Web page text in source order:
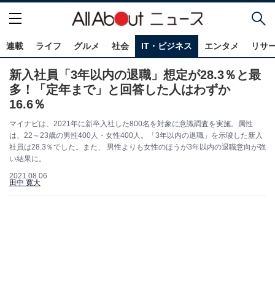
連載 ライフ グルメ 社会 IT・ビジネス エンタメ リサ
新入社員「3年以内の退職」想定が28.3％と最
多！「定年まで」と回答した人はわずか
16.6％
マイナビは、2021年に新卒入社した800名を対象に意識調査を実施。属性
は、22～23歳の男性400人・女性400人。「3年以内の退職」を示唆した新入
社員は28.3％でした。また、 男性よりも女性のほうが3年以内の退職意向が強
い結果に。
2021.08.06
田中 寛大